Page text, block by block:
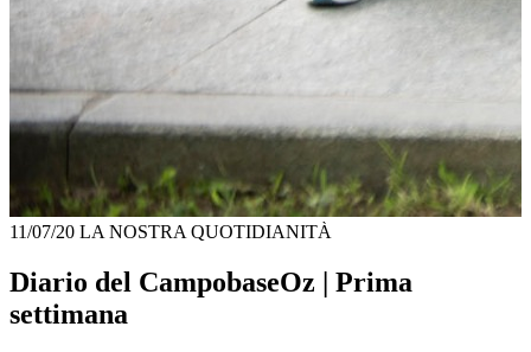
11/07/20 LA NOSTRA QUOTIDIANITÀ
Diario del CampobaseOz | Prima
settimana